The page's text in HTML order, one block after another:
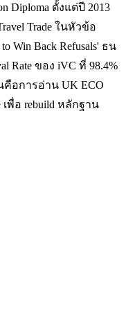
Diploma ตั้งแต่ปี 2013
Trade ในหัวข้อ
Win Back Refusals' ธน
Rate ของ iVC ที่ 98.4%
อการอ่าน UK ECO
เพื่อ rebuild หลักฐาน